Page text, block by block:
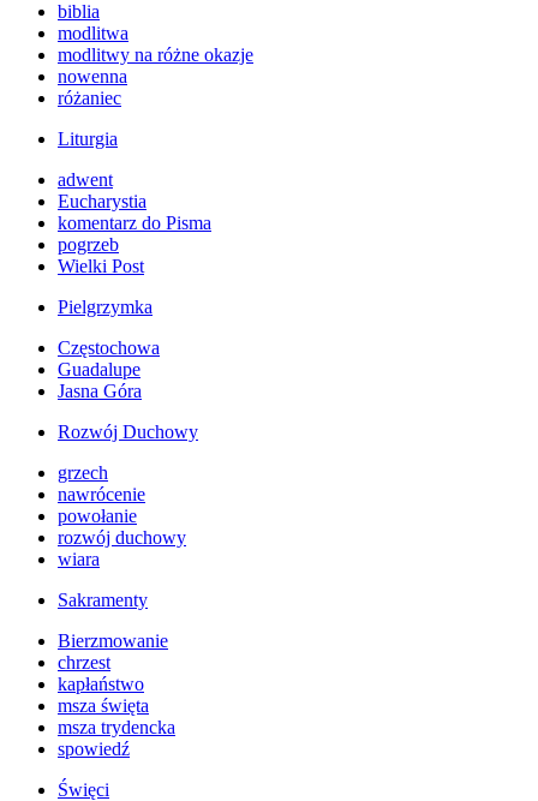
biblia
modlitwa
modlitwy na różne okazje
nowenna
różaniec
Liturgia
adwent
Eucharystia
komentarz do Pisma
pogrzeb
Wielki Post
Pielgrzymka
Częstochowa
Guadalupe
Jasna Góra
Rozwój Duchowy
grzech
nawrócenie
powołanie
rozwój duchowy
wiara
Sakramenty
Bierzmowanie
chrzest
kapłaństwo
msza święta
msza trydencka
spowiedź
Święci